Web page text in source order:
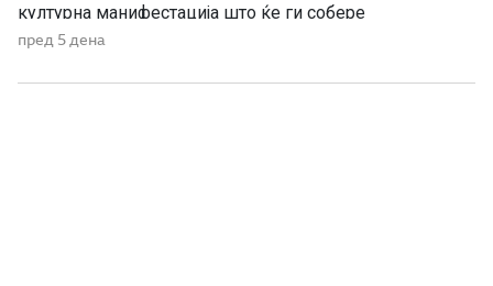
културна манифестација што ќе ги собере
Македонците од Македонија, Албанија и дијаспората во
Фестивалот ќе биде можност за промоција на богатото
пред 5 дена